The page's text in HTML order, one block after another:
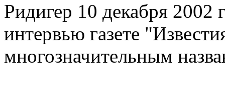
Ридигер 10 декабря 2002
интервью газете
многозначительным